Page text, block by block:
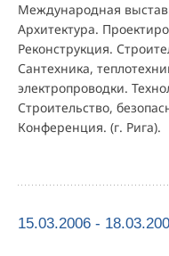
Международная
Архитектура.
Реконструкция.
Сантехника,
электропроводки.
Строительство,
Конференция. (г. Рига).
15.03.2006 -